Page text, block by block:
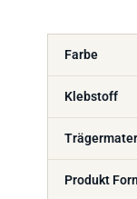
Farbe
Klebstoff
Produkt Form